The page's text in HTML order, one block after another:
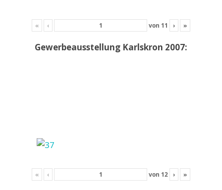
« ‹ von 11 › »
Gewerbeausstellung Karlskron 2007:
« ‹ von 12 › »